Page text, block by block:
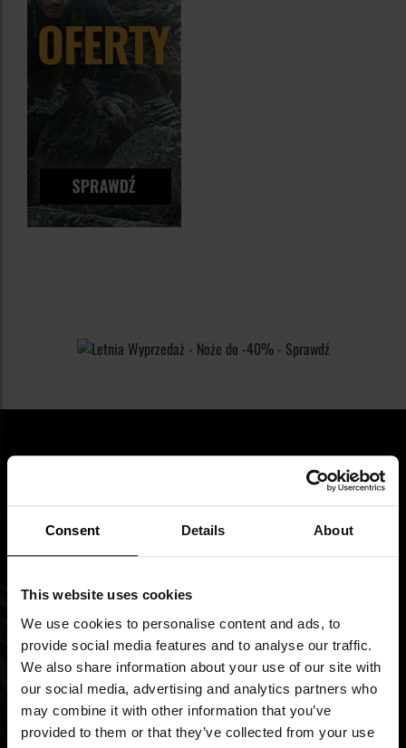
Consent Details About
This website uses cookies
We use cookies to personalise content and ads, to
provide social media features and to analyse our traffic.
We also share information about your use of our site with
our social media, advertising and analytics partners who
may combine it with other information that you’ve
provided to them or that they’ve collected from your use
Newsletter
Zapisz się na newsletter i bądź na bieżąco z
Imię
Subskrybuj
nasz
newsletter:
Zapoznałem się zpolityką prywatności